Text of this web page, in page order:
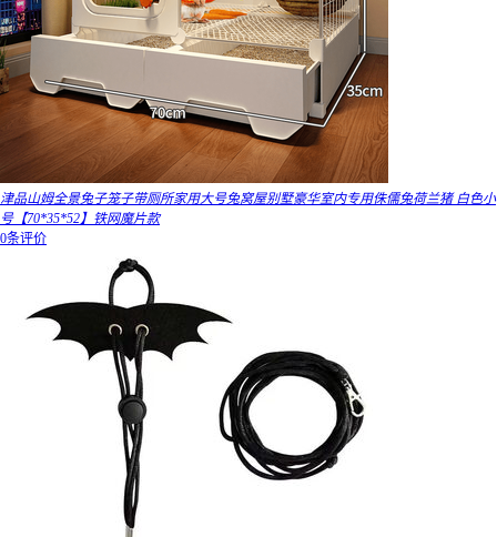
津品山姆全景兔子笼子带厕所家用大号兔窝屋别墅豪华室内专用侏儒兔荷兰猪 白色小
号【70*35*52】铁网魔片款
0条评价